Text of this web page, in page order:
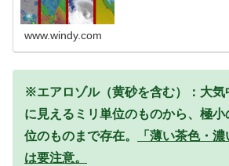
www.windy.com
※エアロゾル（黄砂を含む）：大気
に見えるミリ単位のものから、極
位のものまで存在。
「薄い茶色・
は要注意。